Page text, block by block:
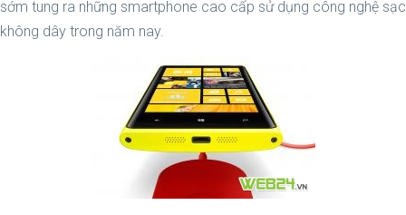
sớm tung ra những smartphone cao cấp sử dụng công nghệ sạc
không dây trong năm nay.